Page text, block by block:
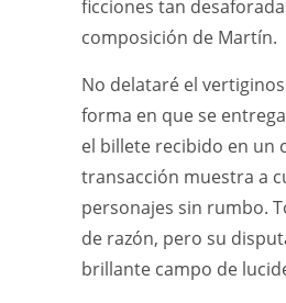
ficciones tan
composición de Martín.
No delataré el
forma en que se
el billete recibido en un
transacción muestra a
personajes sin rumbo.
de razón, pero su
brillante campo de